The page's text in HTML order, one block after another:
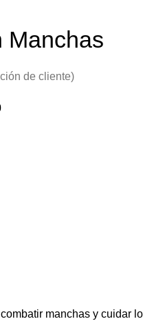
Manchas
de cliente)
manchas y cuidar